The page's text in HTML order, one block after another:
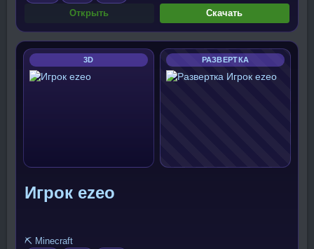
Открыть Скачать
3D РАЗВЕРТКА
Игрок ezeo
⛏️ Minecraft